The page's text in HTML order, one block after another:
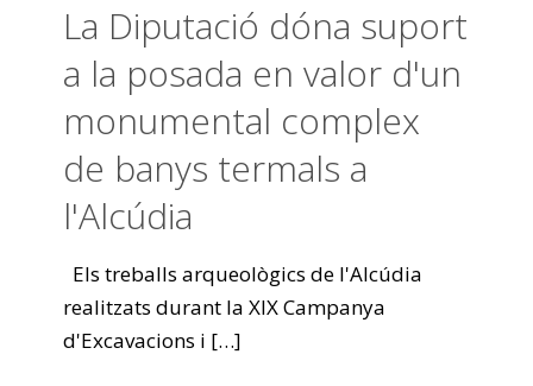
La Diputació dóna suport
a la posada en valor d'un
monumental complex
de banys termals a
l'Alcúdia
Els treballs arqueològics de l'Alcúdia
realitzats durant la XIX Campanya
d'Excavacions i […]